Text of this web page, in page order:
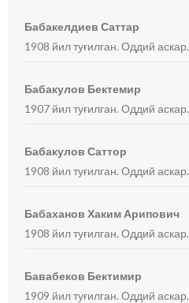
Бабакелдиев Саттар
1908 йил туғилган. Оддий аскар.
Бабакулов Бектемир
1907 йил туғилган. Оддий аскар.
Бабакулов Саттор
1908 йил туғилган. Оддий аскар.
Бабаханов Хаким Арипович
1908 йил туғилган. Оддий аскар.
Бавабеков Бектимир
1909 йил туғилган. Оддий аскар.